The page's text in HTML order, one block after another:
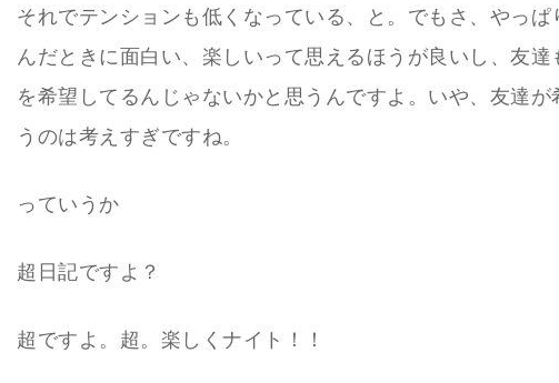
それでテンションも低くなっている、と。でもさ、やっぱ
んだときに面白い、楽しいって思えるほうが良いし、友達
を希望してるんじゃないかと思うんですよ。いや、友達が
うのは考えすぎですね。
っていうか
超日記ですよ？
超ですよ。超。楽しくナイト！！